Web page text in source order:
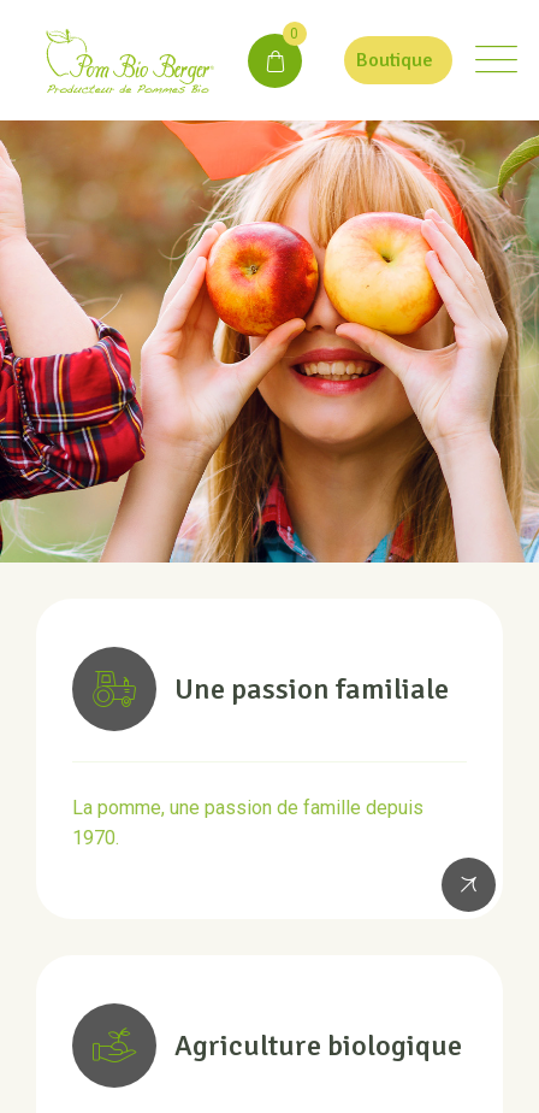
0
Boutique
Pomme Bio Berger
Une passion familiale
Vous êtes un professionnel
Une passion familiale
La pomme, une passion de famille depuis
1970.
Agriculture biologique